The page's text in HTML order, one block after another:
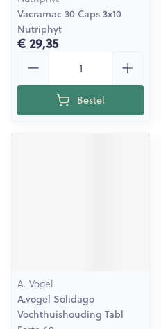
Vacramac 30 Caps 3x10
Nutriphyt
€ 29,35
Bestel
A. Vogel
A.vogel Solidago
Vochthuishouding Tabl